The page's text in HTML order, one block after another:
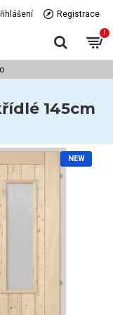
Registrace
!
145cm
NEW